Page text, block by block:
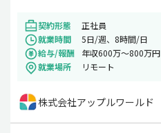
契約形態
正社員
就業時間
5日/週、8時間/日
給与/報酬
年収600万～800万円
就業場所
リモート
株式会社アップルワールド